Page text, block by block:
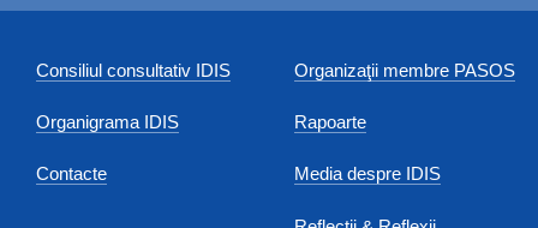
Consiliul consultativ IDIS
Organigrama IDIS
Contacte
Organizaţii membre PASOS
Rapoarte
Media despre IDIS